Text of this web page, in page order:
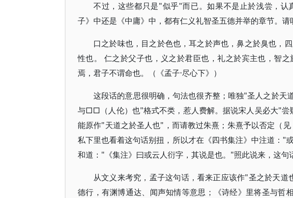
不过，这些都只是"似乎"而已。如果不是止於浅尝，认
子》中还是《中庸》中，都有仁义礼智圣五德并举的章节。请
口之於味也，目之於色也，耳之於声也，鼻之於臭也，
性也。 仁之於父子也，义之於君臣也，礼之於宾主也，智
焉，君子不谓命也。（《孟子·尽心下》）
这段话的意思很明确，句法也很齐整；唯独"圣人之於
与□□（人伦）也"格式不类，惹人费解。据说宋人吴必大"尝
能原作"天道之於圣人也"，而请教过朱熹；朱熹予以否定（
私下里也看着这句话别扭，所以才在《四书集注》中注道："
和道："《集注》曰或云人衍字，其说是也。"照此说来，这句
从文义来考究，孟子这句话，看来正应该作"圣之於天
德行，有渊博通达、闻声知情等意思；《诗经》里将圣与哲